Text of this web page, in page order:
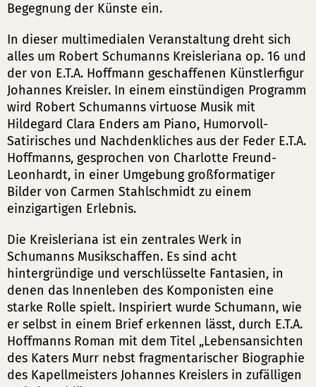
Begegnung der Künste ein.
In dieser multimedialen Veranstaltung dreht sich
alles um Robert Schumanns Kreisleriana op. 16 und
der von E.T.A. Hoffmann geschaffenen Künstlerfigur
Johannes Kreisler. In einem einstündigen Programm
wird Robert Schumanns virtuose Musik mit
Hildegard Clara Enders am Piano, Humorvoll-
Satirisches und Nachdenkliches aus der Feder E.T.A.
Hoffmanns, gesprochen von Charlotte Freund-
Leonhardt, in einer Umgebung großformatiger
Bilder von Carmen Stahlschmidt zu einem
einzigartigen Erlebnis.
Die Kreisleriana ist ein zentrales Werk in
Schumanns Musikschaffen. Es sind acht
hintergründige und verschlüsselte Fantasien, in
denen das Innenleben des Komponisten eine
starke Rolle spielt. Inspiriert wurde Schumann, wie
er selbst in einem Brief erkennen lässt, durch E.T.A.
Hoffmanns Roman mit dem Titel „Lebensansichten
des Katers Murr nebst fragmentarischer Biographie
des Kapellmeisters Johannes Kreislers in zufälligen